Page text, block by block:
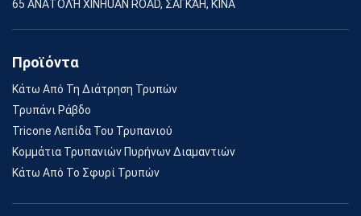
65 ΑΝΑΤΟΛΉ XINHUAN ROAD, ΣΑΓΚΆΗ, ΚΊΝΑ
Προϊόντα
Κάτω Από Τη Διάτρηση Τρυπών
Τρυπάνι Ράβδο
Tricone Λεπίδα Του Τρυπανιού
Κομμάτια Τρυπανιών Πυρήνων Διαμαντιών
Κάτω Από Το Σφυρί Τρυπών